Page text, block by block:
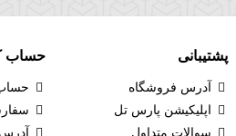
پشتیبانی
آدرس فروشگاه
اپلیکیشن پارس تل
سوالات متداول
حساب